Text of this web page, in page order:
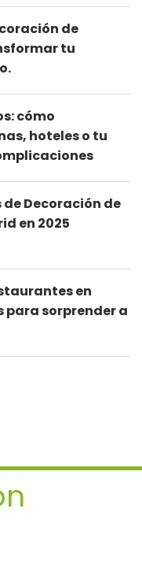
de
tu
cómo
hoteles o tu
Decoración de
en 2025
en
para sorprender a